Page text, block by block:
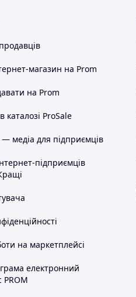
магазин на Prom
на Prom
каталозі ProSale
медіа для підприємців
підприємців
на маркетплейсі
електронний
PROM